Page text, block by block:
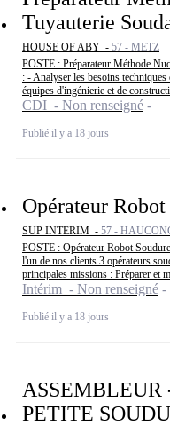
Tuyauterie
HOUSE OF ABY - 57 - METZ
POSTE : Préparateur Méthode
: - Analyser les besoins
équipes d'ingénierie et de
CDI - Non renseigné
Publié il y a 18 jours
Opérateur
SUP INTERIM - 57 -
POSTE : Opérateur Robot
l'un de nos clients 3 opérateurs
principales missions : Préparer et
Intérim - Non renseigné
Publié il y a 18 jours
ASSEMBLEUR
PETITE